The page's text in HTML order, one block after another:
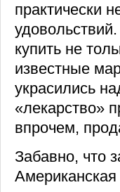
практически
купить не
известные
украсились
«лекарство»
впрочем,
Забавно, что